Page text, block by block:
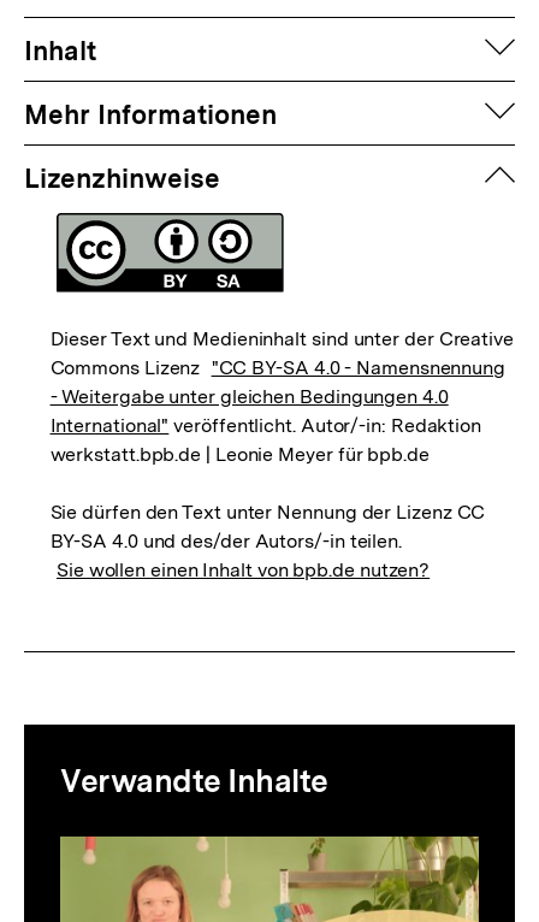
Inhalt
Mehr Informationen
Lizenzhinweise
Dieser Text und Medieninhalt sind unter der Creative
Commons Lizenz "CC BY-SA 4.0 - Namensnennung
- Weitergabe unter gleichen Bedingungen 4.0
International" veröffentlicht. Autor/-in: Redaktion
werkstatt.bpb.de | Leonie Meyer für bpb.de
Sie dürfen den Text unter Nennung der Lizenz CC
BY-SA 4.0 und des/der Autors/-in teilen.
Sie wollen einen Inhalt von bpb.de nutzen?
zur
Thematik
Verwandte Inhalte
Inhaltskarussell
überspringen